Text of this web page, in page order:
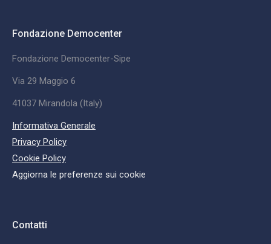
Fondazione Democenter
Fondazione Democenter-Sipe
Via 29 Maggio 6
41037 Mirandola (Italy)
Informativa Generale
Privacy Policy
Cookie Policy
Aggiorna le preferenze sui cookie
Contatti